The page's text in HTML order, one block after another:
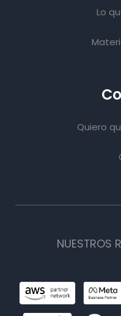
Lo
Quiero
NUESTROS